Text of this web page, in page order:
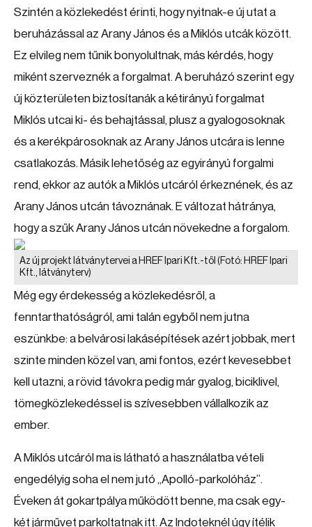
Szintén a közlekedést érinti, hogy nyitnak-e új utat a
beruházással az Arany János és a Miklós utcák között.
Ez elvileg nem tűnik bonyolultnak, más kérdés, hogy
miként szerveznék a forgalmat. A beruházó szerint egy
új közterületen biztosítanák a kétirányú forgalmat
Miklós utcai ki- és behajtással, plusz a gyalogosoknak
és a kerékpárosoknak az Arany János utcára is lenne
csatlakozás. Másik lehetőség az egyirányú forgalmi
rend, ekkor az autók a Miklós utcáról érkeznének, és az
Arany János utcán távoznának. E változat hátránya,
hogy a szűk Arany János utcán növekedne a forgalom.
Az új projekt látványtervei a HREF Ipari Kft.-től (Fotó: HREF Ipari
Kft., látványterv)
Még egy érdekesség a közlekedésről, a
fenntarthatóságról, ami talán egyből nem jutna
eszünkbe: a belvárosi lakásépítések azért jobbak, mert
szinte minden közel van, ami fontos, ezért kevesebbet
kell utazni, a rövid távokra pedig már gyalog, biciklivel,
tömegközlekedéssel is szívesebben vállalkozik az
ember.
A Miklós utcáról ma is látható a használatba vételi
engedélyig soha el nem jutó „Apolló-parkolóház”.
Éveken át gokartpálya működött benne, ma csak egy-
két járművet parkoltatnak itt. Az Indoteknél úgy ítélik